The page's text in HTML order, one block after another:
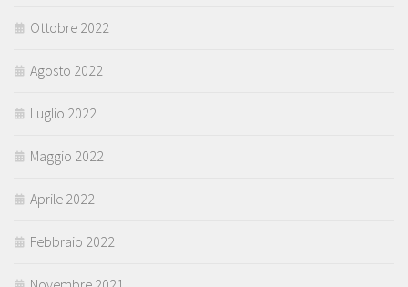
Ottobre 2022
Agosto 2022
Luglio 2022
Maggio 2022
Aprile 2022
Febbraio 2022